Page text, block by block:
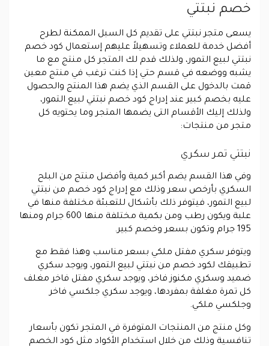
خصم نبتتي
يسعى متجر نبتتي على تقديم كل السبل الممكنة لطرح
أفضل خدمة للعملاء وتسهيلاً عليهم إستعمال كود خصم
نبتتي لبيع التمور، ولذلك قدم لك المتجر كل منتج مع ما
يشبه ووضعه في قسم حتي إذا كنت ترغب في منتج معين
قمت بالدخول على القسم الذي يضم هذا المنتج والحصول
عليه بخصم كبير عند إدراج كود خصم نبتتي لبيع التمور،
ولذلك إليك الأقسام التى يضمها المتجر وما يحتويه كل
متجر من منتجات:
نبتتي تمر سكري
وفي هذا القسم يضم أكبر كمية وأفضل منتج من البلح
السكري بأرخص سعر وذلك مع إدراج كود خصم من نبتتي
لبيع التمور، فيتوفر ذلك بأشكال للتعبئة مختلفة منها في
علبة ويكون رطب ومن بكمية مختلفة منها 600 جرام ومنها
195 جرام وتكون بسعر وخصم كبير.
ويتوفر سكري مفتل ملكي بسعر مناسب وهذا فقط مع
تطبيقك لكود خصم من نبتتي لبيع التمور، ويوجد سكري
ضميد وسكري مكنوز فاخر، ويوجد سكري مفتل فاخر مغلف
كل تمرة مغلفة بمفردها، ويوجد سكري جلكسي فاخر
وجلكسي ملكي.
وكل منتج من المنتجات المتوفرة في المتجر تكون بأسعار
تنافسية وذلك من خلال استخدام الأكواد مثل كود الخصم